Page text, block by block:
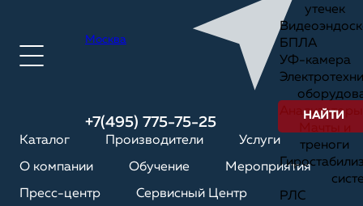
Москва
+7(495) 775-75-25
Каталог Производители Услуги
О компании Обучение Мероприятия
Пресс-центр Сервисный Центр
утечек
БПЛА
УФ-камера
Анализаторы
треноги
РЛС
НАЙТИ